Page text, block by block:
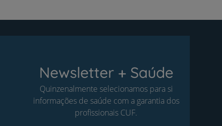
Newsletter + Saúde
Quinzenalmente selecionamos para si
informações de saúde com a garantia dos
profissionais CUF.